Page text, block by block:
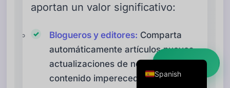
aportan un valor significativo:
Blogueros y editores: Comparta
automáticamente artículos nuevos,
actualizaciones de noticias y
contenido imperecedero en redes
Empezar ➜
Spanish
English
Italian
German